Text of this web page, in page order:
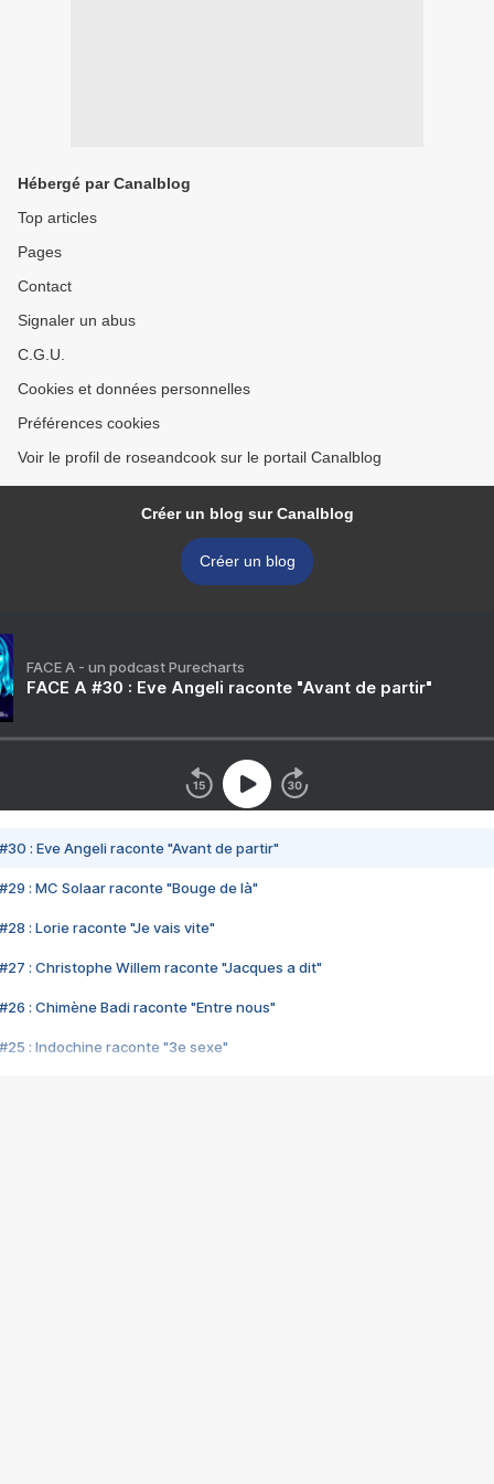
Hébergé par Canalblog
Top articles
Pages
Contact
Signaler un abus
C.G.U.
Cookies et données personnelles
Préférences cookies
Voir le profil de roseandcook sur le portail Canalblog
Créer un blog sur Canalblog
Créer un blog
FACE A - un podcast Purecharts
FACE A #30 : Eve Angeli raconte "Avant de partir"
#30 : Eve Angeli raconte "Avant de partir"
#29 : MC Solaar raconte "Bouge de là"
#28 : Lorie raconte "Je vais vite"
#27 : Christophe Willem raconte "Jacques a dit"
#26 : Chimène Badi raconte "Entre nous"
#25 : Indochine raconte "3e sexe"